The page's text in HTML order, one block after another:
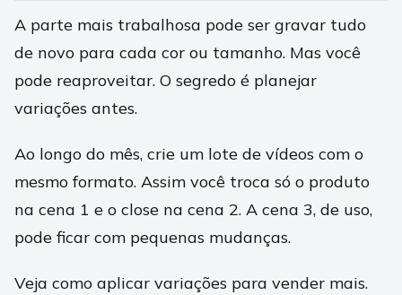
A parte mais trabalhosa pode ser gravar tudo
de novo para cada cor ou tamanho. Mas você
pode reaproveitar. O segredo é planejar
variações antes.
Ao longo do mês, crie um lote de vídeos com o
mesmo formato. Assim você troca só o produto
na cena 1 e o close na cena 2. A cena 3, de uso,
pode ficar com pequenas mudanças.
Veja como aplicar variações para vender mais.